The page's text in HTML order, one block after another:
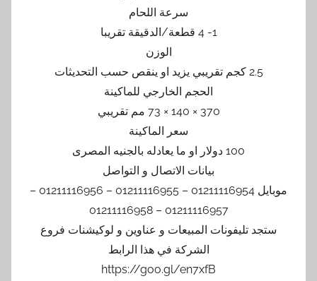
سرعة اللحام
1- 4 قطعة/الدقيقة تقريبا
الوزن
2.5 كجم تقريبي يزيد او ينقص حسب التحديثات
الحجم الخارجي للماكينة
370 × 140 × 73 مم تقريبي
سعر الماكينة
100 دولار او ما يعادله بالجنيه المصرى
بيانات الاتصال و التواصل
موبايل 01211116954 – 01211116955 – 01211116956 –
01211116957 – 01211116958
ستجد تليفونات المبيعات و عناوين و لوكيشنات فروع
الشركة في هذا الرابط
https://goo.gl/en7xfB